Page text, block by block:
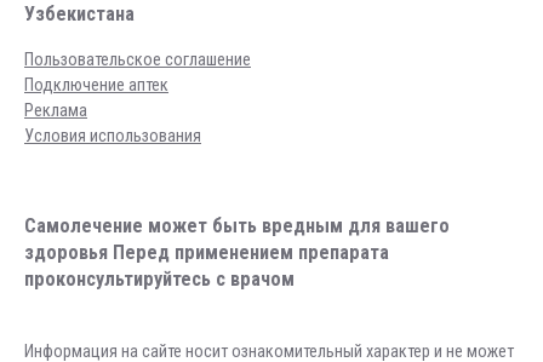
Узбекистана
Пользовательское соглашение
Подключение аптек
Реклама
Условия использования
Самолечение может быть вредным для вашего
здоровья Перед применением препарата
проконсультируйтесь с врачом
Информация на сайте носит ознакомительный характер и не может